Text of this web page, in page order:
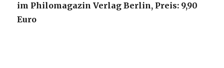
im Philomagazin Verlag Berlin, Preis: 9,90
Euro